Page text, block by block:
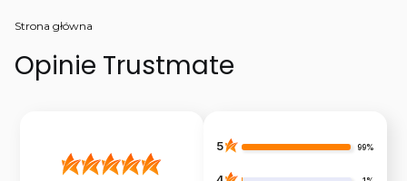
Strona główna
Opinie Trustmate
5 99%